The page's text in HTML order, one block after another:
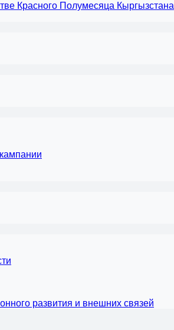
Красного Полумесяца Кыргызстана
развития и внешних связей